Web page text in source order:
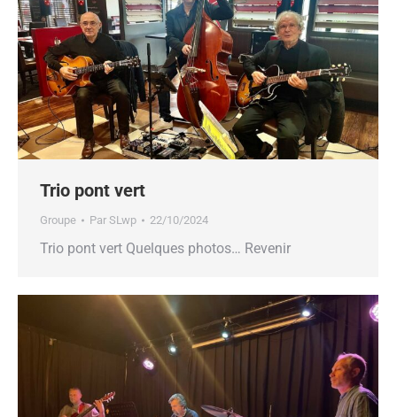
Trio pont vert
Groupe Par SLwp 22/10/2024
Trio pont vert Quelques photos… Revenir